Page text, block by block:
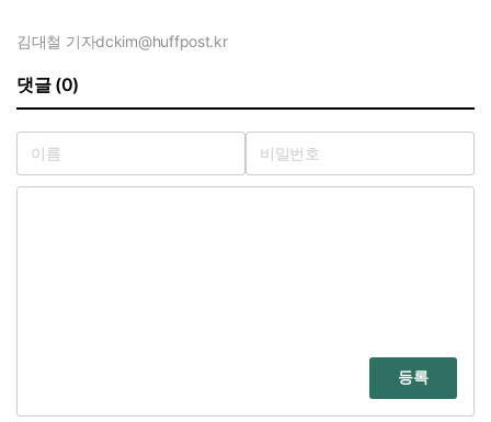
김대철 기자dckim@huffpost.kr
댓글 (0)
등록